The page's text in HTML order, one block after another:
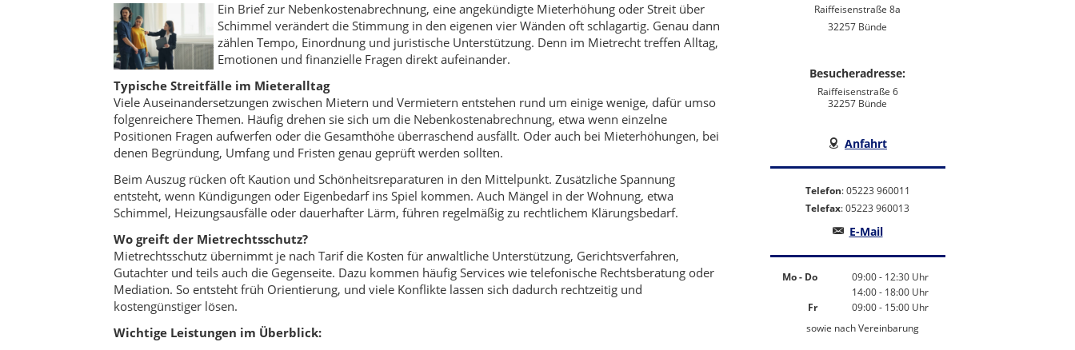
Raiffeisenstraße 8a
32257 Bünde
Besucheradresse:
Raiffeisenstraße 6
32257 Bünde
Anfahrt
Telefon: 05223 960011
Telefax: 05223 960013
E-Mail
Mo - Do
09:00 - 12:30 Uhr
14:00 - 18:00 Uhr
Fr
09:00 - 15:00 Uhr
sowie nach Vereinbarung
Ein Brief zur Nebenkostenabrechnung, eine angekündigte Mieterhöhung oder Streit über
Schimmel verändert die Stimmung in den eigenen vier Wänden oft schlagartig. Genau dann
zählen Tempo, Einordnung und juristische Unterstützung. Denn im Mietrecht treffen Alltag,
Emotionen und finanzielle Fragen direkt aufeinander.
Typische Streitfälle im Mieteralltag
Viele Auseinandersetzungen zwischen Mietern und Vermietern entstehen rund um einige wenige, dafür umso
folgenreichere Themen. Häufig drehen sie sich um die Nebenkostenabrechnung, etwa wenn einzelne
Positionen Fragen aufwerfen oder die Gesamthöhe überraschend ausfällt. Oder auch bei Mieterhöhungen, bei
denen Begründung, Umfang und Fristen genau geprüft werden sollten.
Beim Auszug rücken oft Kaution und Schönheitsreparaturen in den Mittelpunkt. Zusätzliche Spannung
entsteht, wenn Kündigungen oder Eigenbedarf ins Spiel kommen. Auch Mängel in der Wohnung, etwa
Schimmel, Heizungsausfälle oder dauerhafter Lärm, führen regelmäßig zu rechtlichem Klärungsbedarf.
Wo greift der Mietrechtsschutz?
Mietrechtsschutz übernimmt je nach Tarif die Kosten für anwaltliche Unterstützung, Gerichtsverfahren,
Gutachter und teils auch die Gegenseite. Dazu kommen häufig Services wie telefonische Rechtsberatung oder
Mediation. So entsteht früh Orientierung, und viele Konflikte lassen sich dadurch rechtzeitig und
kostengünstiger lösen.
Wichtige Leistungen im Überblick: